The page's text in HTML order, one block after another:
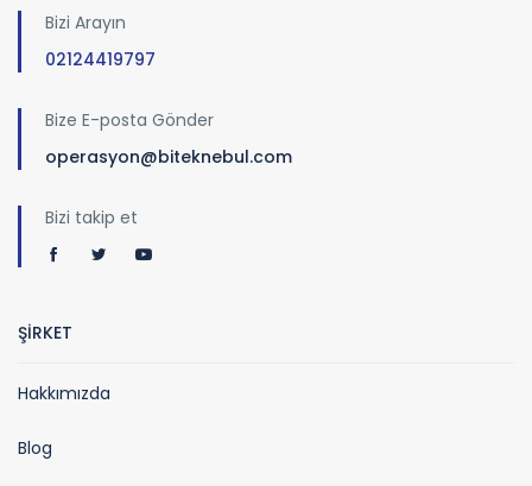
Bizi Arayın
02124419797
Bize E-posta Gönder
operasyon@biteknebul.com
Bizi takip et
ŞİRKET
Hakkımızda
Blog